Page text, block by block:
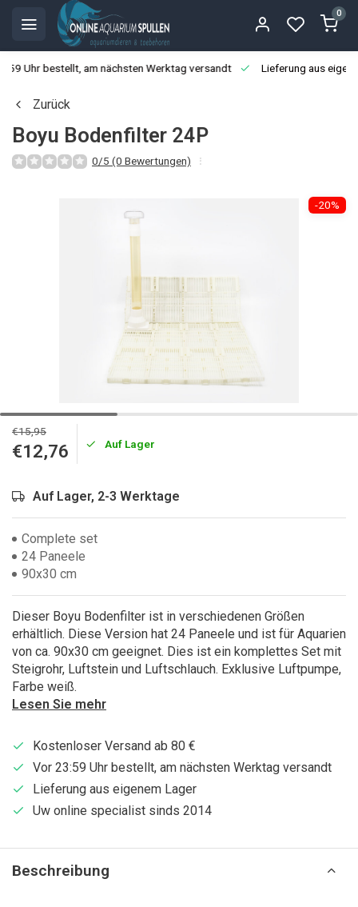
0
Uhr bestellt, am nächsten Werktag versandt Lieferung aus
Zurück
Boyu Bodenfilter 24P
0/5 (0 Bewertungen)
-20%
€15,95
€12,76 Auf Lager
Auf Lager, 2-3 Werktage
Complete set
24 Paneele
90x30 cm
Dieser Boyu Bodenfilter ist in verschiedenen Größen
erhältlich. Diese Version hat 24 Paneele und ist für Aquarien
von ca. 90x30 cm geeignet. Dies ist ein komplettes Set mit
Steigrohr, Luftstein und Luftschlauch. Exklusive Luftpumpe,
Farbe weiß.
Lesen Sie mehr
Kostenloser Versand ab 80 €
Vor 23:59 Uhr bestellt, am nächsten Werktag versandt
Lieferung aus eigenem Lager
Uw online specialist sinds 2014
Beschreibung